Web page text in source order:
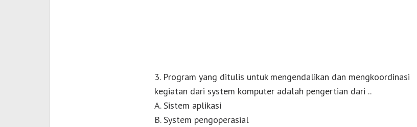
3. Program yang ditulis untuk mengendalikan dan mengkoordinasi
kegiatan dari system komputer adalah pengertian dari ..
A. Sistem aplikasi
B. System pengoperasial